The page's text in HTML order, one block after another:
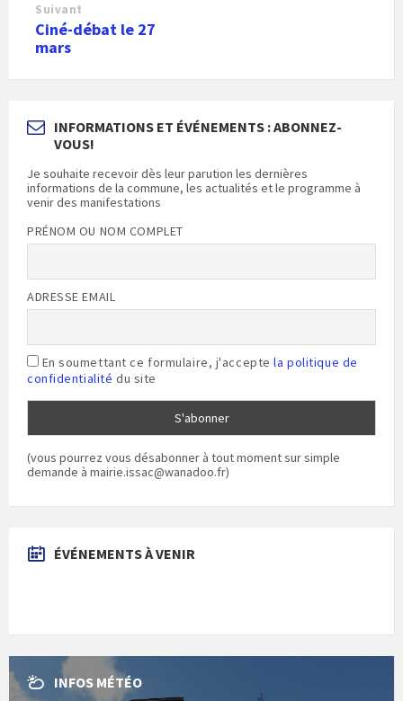
Suivant
Ciné-débat le 27
mars
INFORMATIONS ET ÉVÉNEMENTS : ABONNEZ-
VOUS!
Je souhaite recevoir dès leur parution les dernières
informations de la commune, les actualités et le programme à
venir des manifestations
PRÉNOM OU NOM COMPLET
ADRESSE EMAIL
En soumettant ce formulaire, j'acceptela politique de
confidentialité du site
(vous pourrez vous désabonner à tout moment sur simple
demande à mairie.issac@wanadoo.fr)
ÉVÉNEMENTS À VENIR
INFOS MÉTÉO